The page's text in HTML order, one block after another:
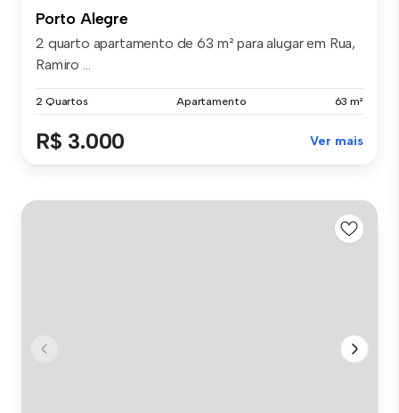
Porto Alegre
2 quarto apartamento de 63 m² para alugar em Rua,
Ramiro ...
2 Quartos Apartamento 63 m²
R$ 3.000 Ver mais